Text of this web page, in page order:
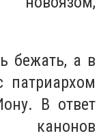
бежать, а в
патриархом
В ответ
канонов